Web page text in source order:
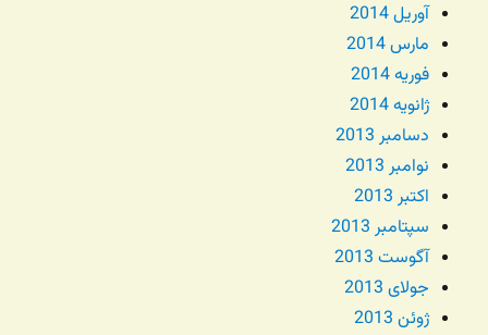
آوریل 2014
مارس 2014
فوریه 2014
ژانویه 2014
دسامبر 2013
نوامبر 2013
اکتبر 2013
سپتامبر 2013
آگوست 2013
جولای 2013
ژوئن 2013